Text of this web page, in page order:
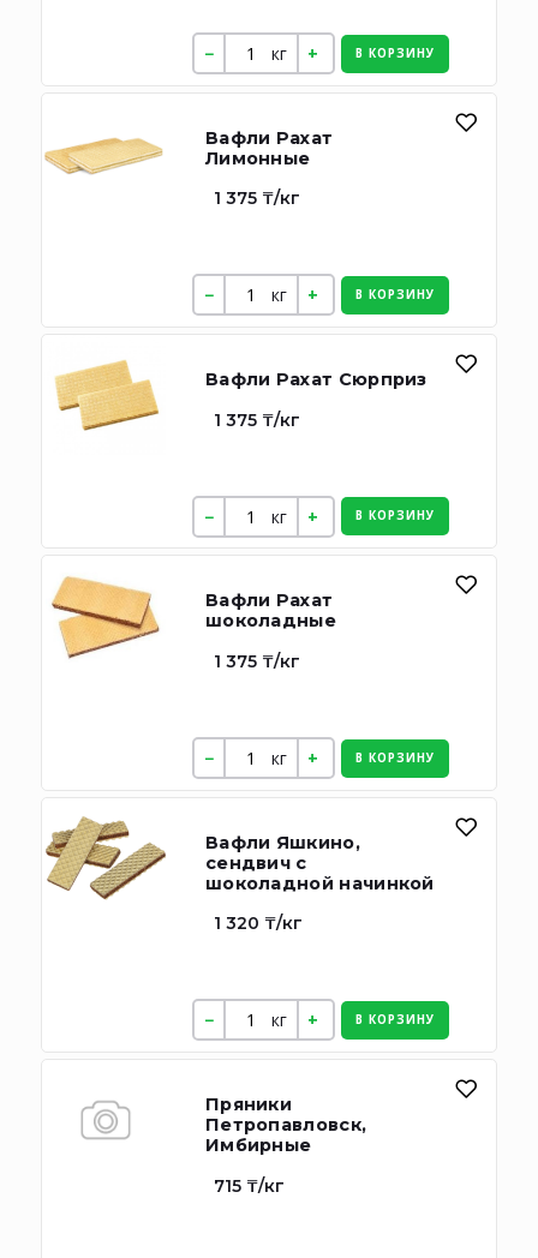
кг В КОРЗИНУ
Вафли Рахат
Лимонные
1 375 ₸/кг
кг В КОРЗИНУ
Вафли Рахат Сюрприз
1 375 ₸/кг
кг В КОРЗИНУ
Вафли Рахат
шоколадные
1 375 ₸/кг
кг В КОРЗИНУ
Вафли Яшкино,
сендвич с
шоколадной начинкой
1 320 ₸/кг
кг В КОРЗИНУ
Пряники
Петропавловск,
Имбирные
715 ₸/кг